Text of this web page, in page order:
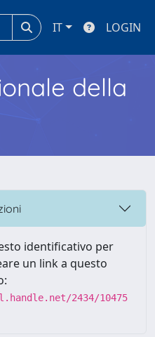
IT LOGIN
della
identificativo per
un link a questo
2434/10475